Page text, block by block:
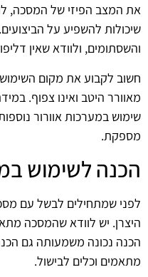
את המצב הפיזי של המסכה,
שיכולות להשפיע על
והשסתומים, ולוודא שאין
חשוב לקבוע את מקום
מאוורר היטב ואינו צפוף.
שימוש במערכות אוורור
מספקת.
הכנה לשימוש
לפני שמתחילים לבשל עם
היצרן. יש לוודא שהמסכה
הכנה נכונה משמעותה גם
מתאמים וכלים לבישול.